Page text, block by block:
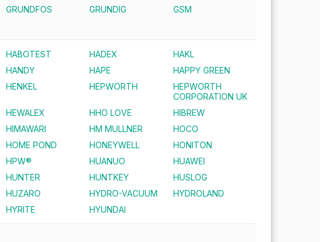
GRUNDFOS GRUNDIG
GSM
HABOTEST HADEX
HAKL
HANDY HAPE
HAPPY GREEN
HENKEL HEPWORTH
HEPWORTH
CORPORATION UK
HEWALEX HHO LOVE
HIBREW
HIMAWARI HM MULLNER
HOCO
HOME POND HONEYWELL
HONITON
HPW® HUANUO
HUAWEI
HUNTER HUNTKEY
HUSLOG
HUZARO HYDRO-VACUUM
HYDROLAND
HYRITE HYUNDAI